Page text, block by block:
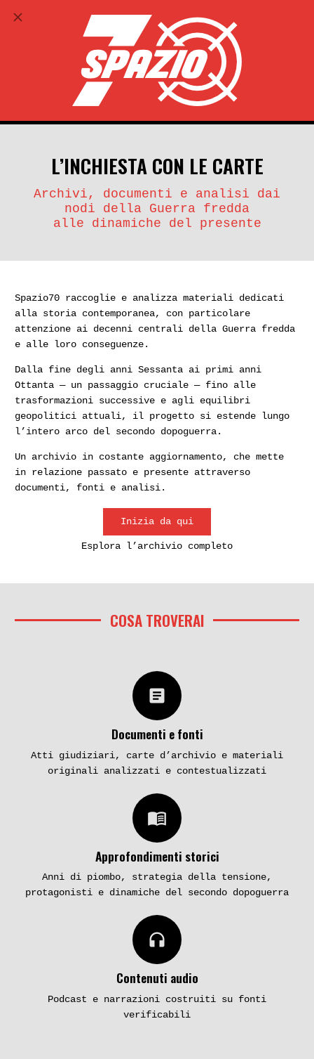
ABBONATI
search account_circle
L’INCHIESTA CON LE CARTE
Archivi, documenti e analisi dai
nodi della Guerra fredda
alle dinamiche del presente
Spazio70 raccoglie e analizza materiali dedicati
alla storia contemporanea, con particolare
attenzione ai decenni centrali della Guerra fredda
e alle loro conseguenze.
Dalla fine degli anni Sessanta ai primi anni
Ottanta — un passaggio cruciale — fino alle
trasformazioni successive e agli equilibri
geopolitici attuali, il progetto si estende lungo
l’intero arco del secondo dopoguerra.
Un archivio in costante aggiornamento, che mette
in relazione passato e presente attraverso
documenti, fonti e analisi.
Inizia da qui
Esplora l’archivio completo
COSA TROVERAI
article
Documenti e fonti
Atti giudiziari, carte d’archivio e materiali
originali analizzati e contestualizzati
menu_book
Approfondimenti storici
Anni di piombo, strategia della tensione,
protagonisti e dinamiche del secondo dopoguerra
headphones
Contenuti audio
Podcast e narrazioni costruiti su fonti
verificabili